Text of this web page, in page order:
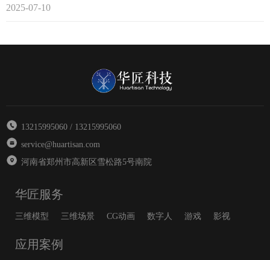
2025-07-10
13215995060 / 13215995060
service@huartisan.com
河南省郑州市高新区雪松路5号南院
华匠服务
三维模型 三维场景 CG动画 数字人 游戏 影视
应用案例